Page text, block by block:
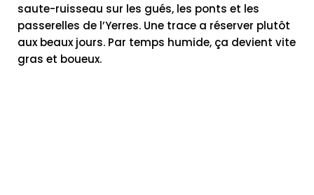
saute-ruisseau sur les gués, les ponts et les
passerelles de l’Yerres. Une trace a réserver plutôt
aux beaux jours. Par temps humide, ça devient vite
gras et boueux.